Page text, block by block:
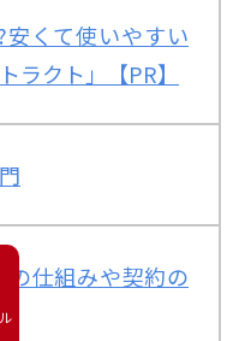
くて使いやすい
ラクト」【PR】
仕組みや契約の